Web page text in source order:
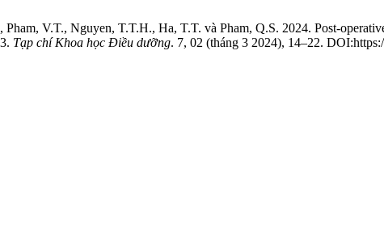
V.T., Nguyen, T.T.H., Ha, T.T. và Pham, Q.S. 2024. Post-
Tạp chí Khoa học Điều dưỡng. 7, 02 (tháng 3 2024), 14–22.